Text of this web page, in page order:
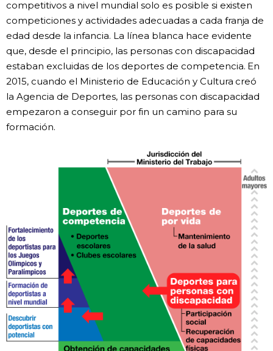
competitivos a nivel mundial solo es posible si existen
competiciones y actividades adecuadas a cada franja de
edad desde la infancia. La línea blanca hace evidente
que, desde el principio, las personas con discapacidad
estaban excluidas de los deportes de competencia. En
2015, cuando el Ministerio de Educación y Cultura creó
la Agencia de Deportes, las personas con discapacidad
empezaron a conseguir por fin un camino para su
formación.